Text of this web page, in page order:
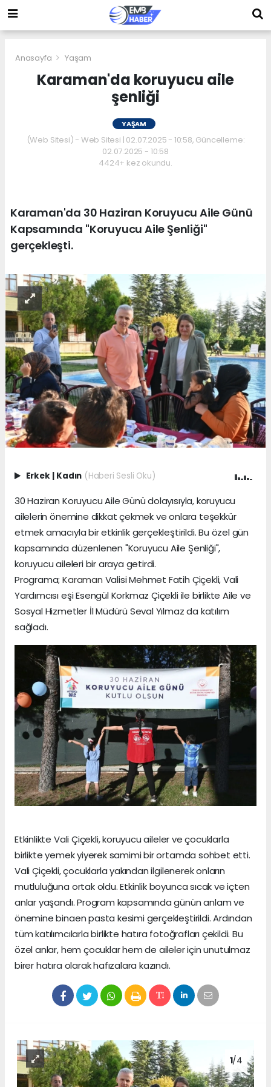
Anasayfa Yaşam
Karaman'da koruyucu aile
şenliği
YAŞAM
(Web Sitesi) - Web Sitesi | 02.07.2025 - 10:58, Güncelleme:
02.07.2025 - 10:58
4424+ kez okundu.
Karaman'da 30 Haziran Koruyucu Aile Günü
Kapsamında "Koruyucu Aile Şenliği"
gerçekleşti.
Erkek Kadın (Haberi Sesli Oku)
30 Haziran Koruyucu Aile Günü dolayısıyla, koruyucu
ailelerin önemine dikkat çekmek ve onlara teşekkür
etmek amacıyla bir etkinlik gerçekleştirildi. Bu özel gün
kapsamında düzenlenen "Koruyucu Aile Şenliği",
koruyucu aileleri bir araya getirdi.
Programa;Karaman Valisi Mehmet Fatih Çiçekli, Vali
Yardımcısı eşi Esengül Korkmaz Çiçekli ile birlikte Aile ve
Sosyal Hizmetler İl Müdürü Seval Yılmaz da katılım
sağladı.
Etkinlikte Vali Çiçekli, koruyucu aileler ve çocuklarla
birlikte yemek yiyerek samimi bir ortamda sohbet etti.
Vali Çiçekli, çocuklarla yakından ilgilenerek onların
mutluluğuna ortak oldu. Etkinlik boyunca sıcak ve içten
anlar yaşandı. Program kapsamında günün anlam ve
önemine binaen pasta kesimi gerçekleştirildi. Ardından
tüm katılımcılarla birlikte hatıra fotoğrafları çekildi. Bu
özel anlar, hem çocuklar hem de aileler için unutulmaz
birer hatıra olarak hafızalara kazındı.
1/4